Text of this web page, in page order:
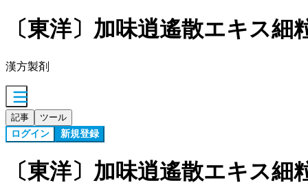
〔東洋〕加味逍遙散エキス細
漢方製剤
記事 ツール
ログイン 新規登録
〔東洋〕加味逍遙散エキス細